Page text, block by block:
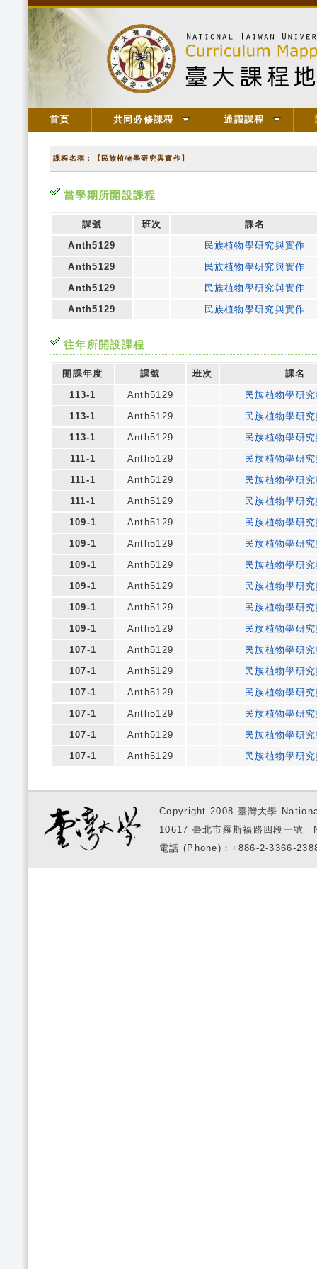
首頁 共同必修課程 通識課程
課程名稱：【民族植物學研究與實作】
當學期所開設課程
課號 班次
課名
Anth5129
民族植物學研究與實作
Anth5129
民族植物學研究與實作
Anth5129
民族植物學研究與實作
Anth5129
民族植物學研究與實作
往年所開設課程
開課年度 課號 班次
課名
113-1
Anth5129
民族植物學研
113-1
Anth5129
民族植物學研
113-1
Anth5129
民族植物學研
111-1
Anth5129
民族植物學研
111-1
Anth5129
民族植物學研
111-1
Anth5129
民族植物學研
109-1
Anth5129
民族植物學研
109-1
Anth5129
民族植物學研
109-1
Anth5129
民族植物學研
109-1
Anth5129
民族植物學研
109-1
Anth5129
民族植物學研
109-1
Anth5129
民族植物學研
107-1
Anth5129
民族植物學研
107-1
Anth5129
民族植物學研
107-1
Anth5129
民族植物學研
107-1
Anth5129
民族植物學研
107-1
Anth5129
民族植物學研
107-1
Anth5129 民族植物學研
Copyright 2008 臺灣大學
10617 臺北市羅斯福路四段一
電話 (Phone)：+886-2-3366-